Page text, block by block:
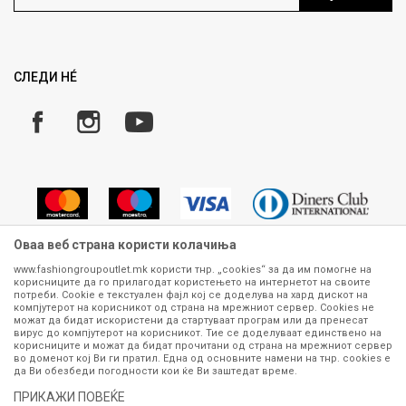
Замена и рефундација на производи
Плаќање
СЛЕДИ НÉ
Сите информации околу производите кои се изложени на нашата
онлајн продавница се стремиме да бидат конкретни, точни и прецизни,
меѓутоа не можеме да гарантираме дека се без ниту една грешка или
пак дека сите производи во моментот се достапни на залиха.
Фотографиите се најверодостојниот приказ на производот. Доколку
дојде до потреба за замена на производ или рефундација, процедурата
контактирајте не на телефонскиот број 070 275 363 или на е-
Оваа веб страна користи колачиња
www.fashiongroupoutlet.mk користи тнр. „cookies“ за да им помогне на
корисниците да го прилагодат користењето на интернетот на своите
потреби. Cookie е текстуален фајл кој се доделува на хард дискот на
компјутерот на корисникот од страна на мрежниот сервер. Cookies не
можат да бидат искористени да стартуваат програм или да пренесат
вирус до компјутерот на корисникот. Тие се доделуваат единствено на
корисниците и можат да бидат прочитани од страна на мрежниот сервер
во доменот кој Ви ги пратил. Една од основните намени на тнр. сookies е
да Ви обезбеди погодности кои ќе Ви заштедат време.
ПРИКАЖИ ПОВЕЌЕ